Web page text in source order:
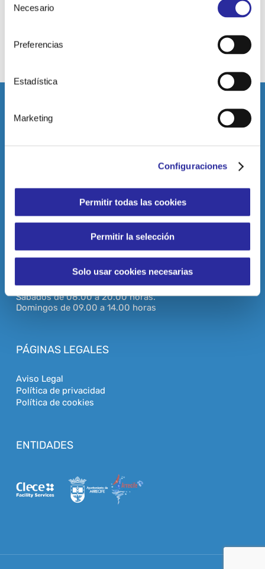
más información, puede consultar nuestra
Política de
Necesario
Preferencias
Estadística
Marketing
Configuraciones
Permitir todas las cookies
Permitir la selección
Solo usar cookies necesarias
Tel: 928 81 80 39
administracionarrecife@clecefs.com
HORARIO
Lunes a Viernes de 07.00 a 23.00 horas.
Sábados de 08.00 a 20.00 horas.
Domingos de 09.00 a 14.00 horas
PÁGINAS LEGALES
Aviso Legal
Política de privacidad
Política de cookies
ENTIDADES